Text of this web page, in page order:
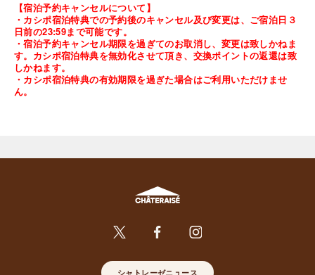
【宿泊予約キャンセルについて】
・カシポ宿泊特典での予約後のキャンセル及び変更は、ご宿泊日３
日前の23:59まで可能です。
・宿泊予約キャンセル期限を過ぎてのお取消し、変更は致しかねま
す。カシポ宿泊特典を無効化させて頂き、交換ポイントの返還は致
しかねます。
・カシポ宿泊特典の有効期限を過ぎた場合はご利用いただけませ
ん。
シャトレーゼニュース